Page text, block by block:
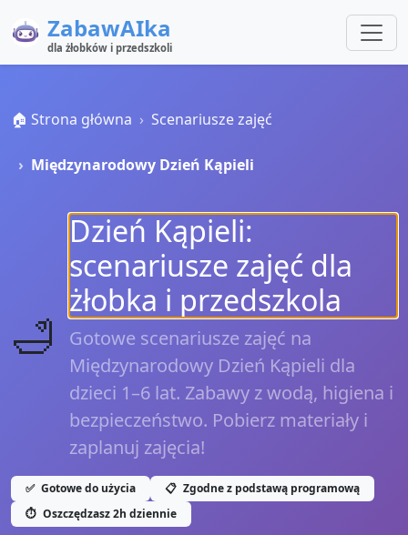
ZabawAIka
dla żłobków i przedszkoli
🏠 Strona główna Scenariusze zajęć
Międzynarodowy Dzień Kąpieli
🛁
Dzień Kąpieli:
scenariusze zajęć dla
żłobka i przedszkola
Gotowe scenariusze zajęć na
Międzynarodowy Dzień Kąpieli dla
dzieci 1–6 lat. Zabawy z wodą, higiena i
bezpieczeństwo. Pobierz materiały i
zaplanuj zajęcia!
✅ Gotowe do użycia 📋 Zgodne z podstawą programową
⏱️ Oszczędzasz 2h dziennie